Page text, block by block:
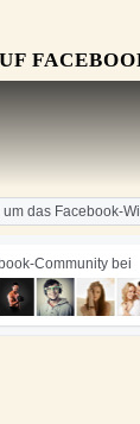
um das Facebook-
Community bei